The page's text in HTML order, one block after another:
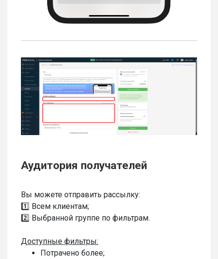
Аудитория получателей
Вы можете отправить рассылку:
1️⃣ Всем клиентам;
2️⃣ Выбранной группе по фильтрам.
Доступные фильтры:
Потрачено более;